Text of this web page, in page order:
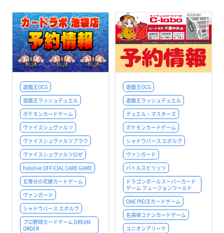
遊戯王OCG
遊戯王ラッシュデュエル
ポケモンカードゲーム
ヴァイスシュヴァルツ
ヴァイスシュヴァルツブラウ
ヴァイスシュヴァルツロゼ
hololive OFFICIAL CARD GAME
五等分の花嫁カードゲーム
ヴァンガード
シャドウバース エボルヴ
プロ野球カードゲーム DREAM
ORDER
遊戯王OCG
遊戯王ラッシュデュエル
デュエル・マスターズ
ポケモンカードゲーム
シャドウバース エボルヴ
ヴァンガード
バトルスピリッツ
ドラゴンボールスーパーカード
ゲーム フュージョンワールド
ONE PIECEカードゲーム
名探偵コナンカードゲーム
ユニオンアリーナ